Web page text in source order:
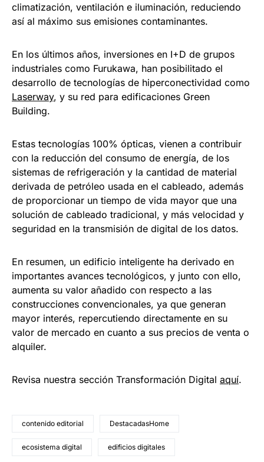
climatización, ventilación e iluminación, reduciendo
así al máximo sus emisiones contaminantes.
En los últimos años, inversiones en I+D de grupos
industriales como Furukawa, han posibilitado el
desarrollo de tecnologías de hiperconectividad como
Laserway, y su red para edificaciones Green
Building.
Estas tecnologías 100% ópticas, vienen a contribuir
con la reducción del consumo de energía, de los
sistemas de refrigeración y la cantidad de material
derivada de petróleo usada en el cableado, además
de proporcionar un tiempo de vida mayor que una
solución de cableado tradicional, y más velocidad y
seguridad en la transmisión de digital de los datos.
En resumen, un edificio inteligente ha derivado en
importantes avances tecnológicos, y junto con ello,
aumenta su valor añadido con respecto a las
construcciones convencionales, ya que generan
mayor interés, repercutiendo directamente en su
valor de mercado en cuanto a sus precios de venta o
alquiler.
Revisa nuestra sección Transformación Digital aquí.
contenido editorial DestacadasHome
ecosistema digital edificios digitales